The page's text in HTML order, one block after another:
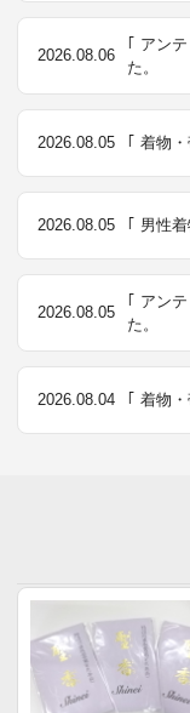
2026.08.06
｢ アン
た。
2026.08.05 ｢ 着物
2026.08.05 ｢ 男性
2026.08.05
｢ アン
た。
2026.08.04 ｢ 着物